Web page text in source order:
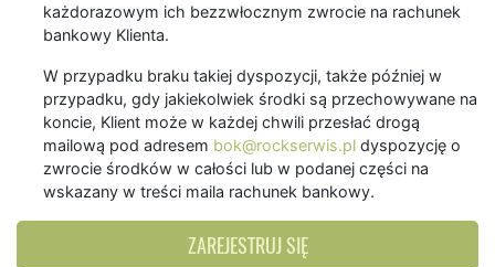
każdorazowym ich bezzwłocznym zwrocie na rachunek
bankowy Klienta.
W przypadku braku takiej dyspozycji, także później w
przypadku, gdy jakiekolwiek środki są przechowywane na
koncie, Klient może w każdej chwili przesłać drogą
mailową pod adresem bok@rockserwis.pl dyspozycję o
zwrocie środków w całości lub w podanej części na
wskazany w treści maila rachunek bankowy.
ZAREJESTRUJ SIĘ